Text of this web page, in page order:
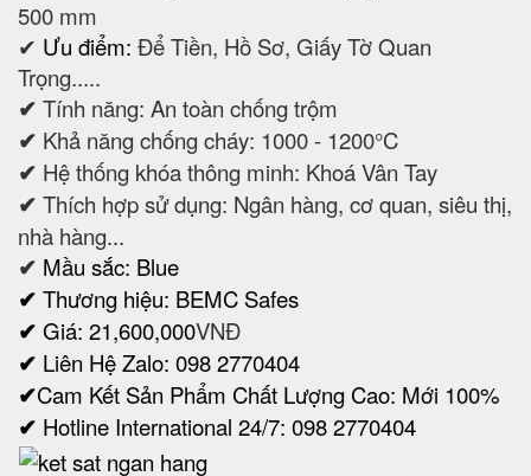
500 mm
✔ Ưu điểm: Để Tiền, Hồ Sơ, Giấy Tờ Quan
Trọng.....
✔ Tính năng: An toàn chống trộm
✔ Khả năng chống cháy: 1000 - 1200°C
✔ Hệ thống khóa thông minh: Khoá Vân Tay
✔ Thích hợp sử dụng: Ngân hàng, cơ quan, siêu thị,
nhà hàng...
✔ Mầu sắc: Blue
✔ Thương hiệu: BEMC Safes
✔ Giá: 21,600,000VNĐ
✔ Liên Hệ Zalo: 098 2770404
✔Cam Kết Sản Phẩm Chất Lượng Cao: Mới 100%
✔ Hotline International 24/7: 098 2770404